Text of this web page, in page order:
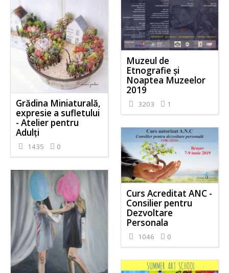
Muzeul de
Etnografie și
Noaptea Muzeelor
2019
3203 1
Grădina Miniaturală,
expresie a sufletului
- Atelier pentru
Adulți
1435 0
Curs Acreditat ANC -
Consilier pentru
Dezvoltare
Personala
1046 0